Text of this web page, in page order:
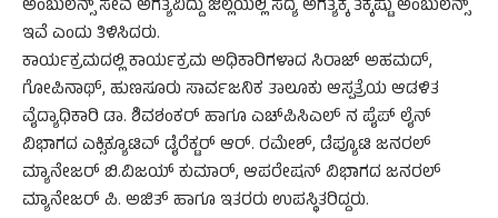
ಅಂಬುಲೆನ್ಸ್ ಸೇವೆ ಅಗತ್ಯವಿದ್ದು ಜಿಲ್ಲೆಯಲ್ಲಿ ಸದ್ಯ ಅಗತ್ಯಕ್ಕೆ ತಕ್ಕಷ್ಟು ಅಂಬುಲೆನ್ಸ್
ಇವೆ ಎಂದು ತಿಳಿಸಿದರು.
ಕಾರ್ಯಕ್ರಮದಲ್ಲಿ ಕಾರ್ಯಕ್ರಮ ಅಧಿಕಾರಿಗಳಾದ ಸಿರಾಜ್ ಅಹಮದ್,
ಗೋಪಿನಾಥ್, ಹುಣಸೂರು ಸಾರ್ವಜನಿಕ ತಾಲೂಕು ಆಸ್ಪತ್ರೆಯ ಆಡಳಿತ
ವೈದ್ಯಾಧಿಕಾರಿ ಡಾ. ಶಿವಶಂಕರ್ ಹಾಗೂ ಎಚ್‌ಪಿಸಿಎಲ್ ನ ಪೈಪ್ ಲೈನ್
ವಿಭಾಗದ ಎಕ್ಸಿಕ್ಯೂಟಿವ್ ಡೈರೆಕ್ಟರ್ ಆರ್. ರಮೇಶ್, ಡೆಪ್ಯೂಟಿ ಜನರಲ್
ಮ್ಯಾನೇಜರ್ ಬಿ.ವಿಜಯ್ ಕುಮಾರ್, ಆಪರೇಷನ್ ವಿಭಾಗದ ಜನರಲ್
ಮ್ಯಾನೇಜರ್ ಪಿ. ಅಜಿತ್ ಹಾಗೂ ಇತರರು ಉಪಸ್ಥಿತರಿದ್ದರು.